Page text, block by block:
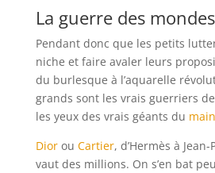
La guerre des mondes
Pendant donc que les petits
niche et faire avaler leurs
du burlesque à l’aquarelle
grands sont les vrais guerriers
les yeux des vrais géants du
Diorou Cartier, d’Hermès à
vaut des millions. On s’en bat